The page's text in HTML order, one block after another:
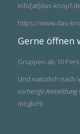
info[at]das-
https://www.das-
Gerne öffnen
Gruppen ab 10
Und natürlich nach
vorherige Anmeldung
möglich)